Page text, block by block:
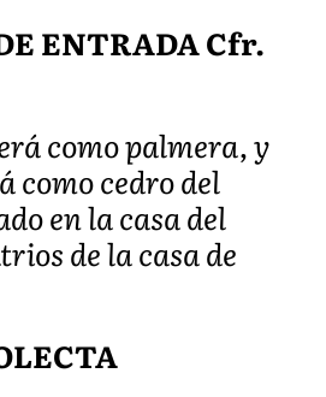
ENTRADA Cfr.
como palmera, y
como cedro del
en la casa del
de la casa de